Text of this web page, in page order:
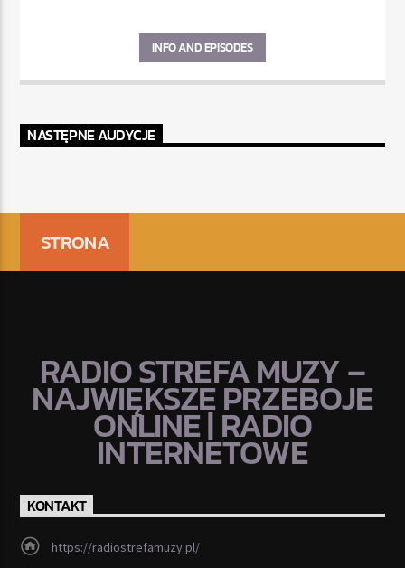
INFO AND EPISODES
NASTĘPNE AUDYCJE
STRONA
RADIO STREFA MUZY –
NAJWIĘKSZE PRZEBOJE
ONLINE | RADIO
INTERNETOWE
KONTAKT
https://radiostrefamuzy.pl/